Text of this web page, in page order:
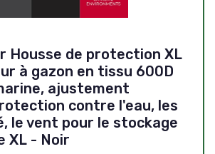
Housse de protection XL
à gazon en tissu 600D
ajustement
contre l'eau, les
le vent pour le stockage
XL - Noir